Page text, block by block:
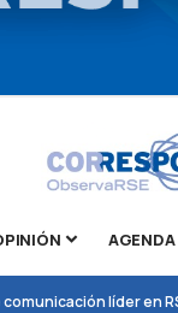
AGENDA
líder en